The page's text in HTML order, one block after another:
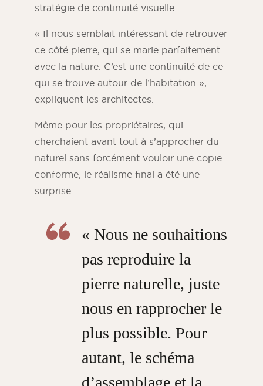
stratégie de continuité visuelle.
« Il nous semblait intéressant de retrouver
ce côté pierre, qui se marie parfaitement
avec la nature. C’est une continuité de ce
qui se trouve autour de l’habitation »,
expliquent les architectes.
Même pour les propriétaires, qui
cherchaient avant tout à s’approcher du
naturel sans forcément vouloir une copie
conforme, le réalisme final a été une
surprise :
« Nous ne souhaitions
pas reproduire la
pierre naturelle, juste
nous en rapprocher le
plus possible. Pour
autant, le schéma